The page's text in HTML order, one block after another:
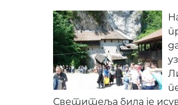
Светитеља била је